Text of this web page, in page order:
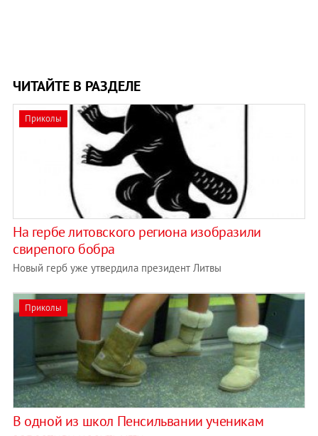
ЧИТАЙТЕ В РАЗДЕЛЕ
Приколы
На гербе литовского региона изобразили
свирепого бобра
Новый герб уже утвердила президент Литвы
Приколы
В одной из школ Пенсильвании ученикам